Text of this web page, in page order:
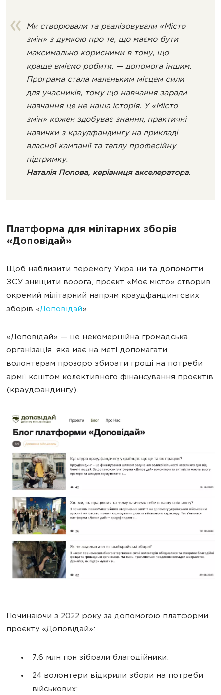
Ми створювали та реалізовували «Місто
змін» з думкою про те, що маємо бути
максимально корисними в тому, що
краще вміємо робити, — допомога іншим.
Програма стала маленьким місцем сили
для учасників, тому що навчання заради
навчання це не наша історія. У «Місто
змін» кожен здобуває знання, практичні
навички з краудфандингу на прикладі
власної кампанії та теплу професійну
підтримку.
Наталія Попова, керівниця акселератора.
Платформа для мілітарних зборів
«Доповідай»
Щоб наблизити перемогу України та допомогти
ЗСУ знищити ворога, проєкт «Моє місто» створив
окремий мілітарний напрям краудфандингових
зборів «Доповідай».
«Доповідай» — це некомерційна громадська
організація, яка має на меті допомагати
волонтерам прозоро збирати гроші на потреби
армії коштом колективного фінансування проєктів
(краудфандингу).
Починаючи з 2022 року за допомогою платформи
проєкту «Доповідай»:
7,6 млн грн зібрали благодійники;
24 волонтери відкрили збори на потреби
військових;